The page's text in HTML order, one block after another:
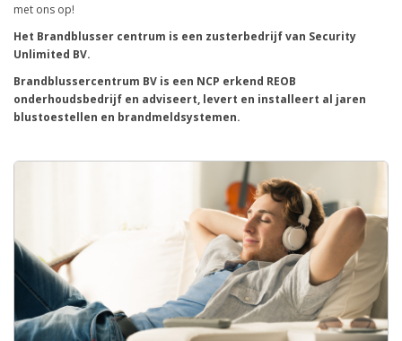
met ons op!
Het Brandblusser centrum is een zusterbedrijf van Security
Unlimited BV.
Brandblussercentrum BV is een NCP erkend REOB
onderhoudsbedrijf en adviseert, levert en installeert al jaren
blustoestellen en brandmeldsystemen.